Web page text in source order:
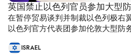
英国禁止以色列官员参加大型
在暂停贸易谈判并制裁以色列极右
以色列官方代表团参加伦敦大型防
ISRAEL